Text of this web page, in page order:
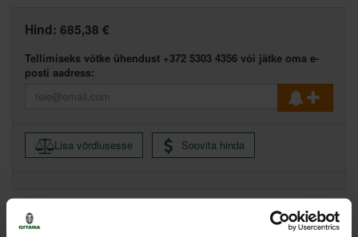
Hind: 685,38 €
Tellimiseks võtke ühendust +372 5303 4356 või jätke oma e-
posti aadress:
Lisa võrdlusesse Soovita hinda
Spetsifikatsioon